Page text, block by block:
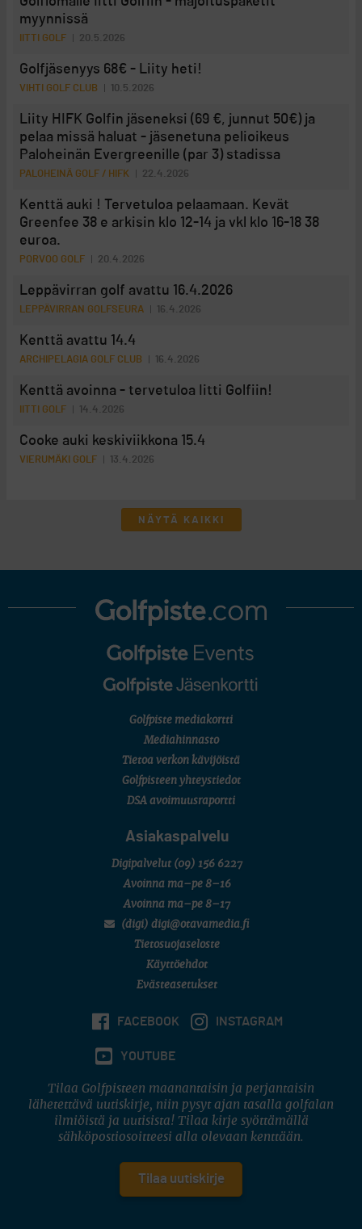
myynnissä
IITTI GOLF 20.5.2026
Golfjäsenyys 68€ - Liity heti!
VIHTI GOLF CLUB 10.5.2026
Liity HIFK Golfin jäseneksi (69 €, junnut 50€) ja
pelaa missä haluat - jäsenetuna pelioikeus
Paloheinän Evergreenille (par 3) stadissa
PALOHEINÄ GOLF / HIFK 22.4.2026
Kenttä auki ! Tervetuloa pelaamaan. Kevät
Greenfee 38 e arkisin klo 12-14 ja vkl klo 16-18 38
euroa.
PORVOO GOLF 20.4.2026
Leppävirran golf avattu 16.4.2026
LEPPÄVIRRAN GOLFSEURA 16.4.2026
Kenttä avattu 14.4
ARCHIPELAGIA GOLF CLUB 16.4.2026
Kenttä avoinna - tervetuloa Iitti Golfiin!
IITTI GOLF 14.4.2026
Cooke auki keskiviikkona 15.4
VIERUMÄKI GOLF 13.4.2026
NÄYTÄ KAIKKI
Golfpiste mediakortti
Mediahinnasto
Tietoa verkon kävijöistä
Golfpisteen yhteystiedot
DSA avoimuusraportti
Asiakaspalvelu
Digipalvelut (09) 156 6227
Avoinna ma–pe 8–16
Avoinna ma–pe 8–17
(digi) digi@otavamedia.fi
Tietosuojaseloste
Käyttöehdot
Evästeasetukset
FACEBOOK INSTAGRAM
YOUTUBE
Tilaa Golfpisteen maanantaisin ja perjantaisin
lähetettävä uutiskirje, niin pysyt ajan tasalla golfalan
ilmiöistä ja uutisista! Tilaa kirje syöttämällä
sähköpostiosoitteesi alla olevaan kenttään.
Tilaa uutiskirje